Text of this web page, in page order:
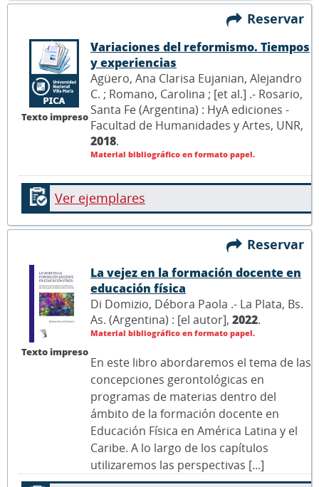
Reservar
Texto impreso
Variaciones del reformismo. Tiempos
y experiencias
Agüero, Ana Clarisa Eujanian, Alejandro
C. ; Romano, Carolina ; [et al.] .- Rosario,
Santa Fe (Argentina) : HyA ediciones -
Facultad de Humanidades y Artes, UNR,
2018.
Material bibliográfico en formato papel.
Ver ejemplares
Reservar
Texto impreso
La vejez en la formación docente en
educación física
Di Domizio, Débora Paola .- La Plata, Bs.
As. (Argentina) : [el autor], 2022.
Material bibliográfico en formato papel.
En este libro abordaremos el tema de las
concepciones gerontológicas en
programas de materias dentro del
ámbito de la formación docente en
Educación Física en América Latina y el
Caribe. A lo largo de los capítulos
utilizaremos las perspectivas [...]